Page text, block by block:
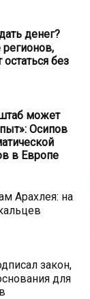
денег?
без
может
Осипов
в Европе
Арахлея: на
закон,
для